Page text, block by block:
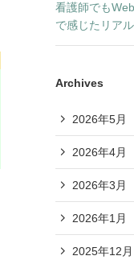
看護師でも
で感じたリア
Archives
2026年5月
2026年4月
2026年3月
2026年1月
2025年12月